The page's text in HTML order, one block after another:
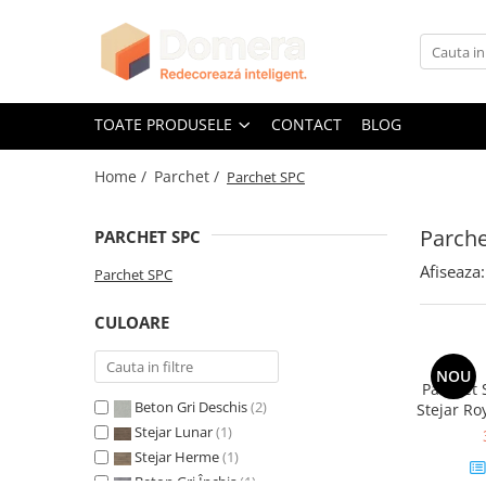
Toate Produsele
Parchet SPC
Riflaje Decorative
Riflaje Interioare
Glafuri Exterioare
Plinte, Plinte PVC, Plinte MDF
Plinte MDF Premium
Accesorii Plinte
TOATE PRODUSELE CONTACT BLOG
Home / Parchet / Parchet SPC
PARCHET SPC
Parchet SPC
CULOARE
Beton Gri Deschis(2)
Stejar Lunar(1)
Stejar Herme(1)
Beton Gri Închis (1)
Afiseaza:
NOU
Parchet
Stejar